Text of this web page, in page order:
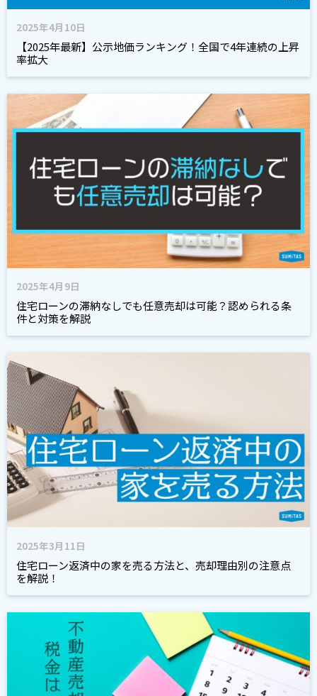
2025年4月10日
【2025年最新】公示地価ランキング！全国で4年連続の上昇
率拡大
2025年4月9日
住宅ローンの滞納なしでも任意売却は可能？認められる条
件と対策を解説
2025年3月11日
住宅ローン返済中の家を売る方法と、売却理由別の注意点
を解説！